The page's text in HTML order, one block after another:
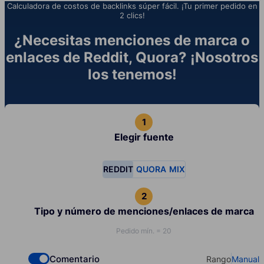
Calculadora de costos de backlinks súper fácil. ¡Tu primer pedido en
2 clics!
¿Necesitas menciones de marca o
enlaces de Reddit, Quora? ¡Nosotros
los tenemos!
Elegir fuente
REDDIT QUORA MIX
Tipo y número de menciones/enlaces de marca
Pedido mín. = 20
Comentario RangoManual